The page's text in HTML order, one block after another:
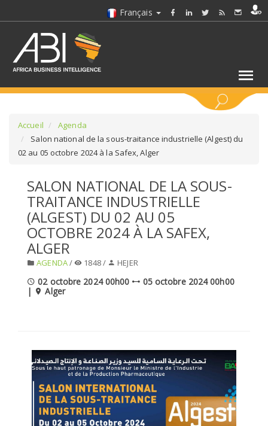
Français
SÉLECTIONNEZ UN DOSSIER
SELECTIONNEZ UNE SECTION
SÉLECTIONNEZ UNE CATÉGORIE
SÉLECTIONNEZ UN/DES PAYS
Accueil
Agenda
Salon national de la sous-traitance industrielle (Algest) du
02 au 05 octobre 2024 à la Safex, Alger
SALON NATIONAL DE LA SOUS-
TRAITANCE INDUSTRIELLE
(ALGEST) DU 02 AU 05
OCTOBRE 2024 À LA SAFEX,
ALGER
AGENDA/ 1848 / HEJER
02 octobre 2024 00h00
05 octobre 2024 00h00
|
Alger